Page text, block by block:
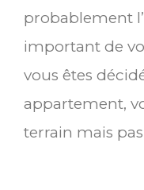
probablement
important de
vous êtes
appartement,
terrain mais